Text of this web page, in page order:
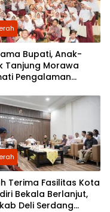
Bupati, Anak-
Tanjung Morawa
Pengalaman
Terima Fasilitas Kota
Bekala Berlanjut,
Deli Serdang